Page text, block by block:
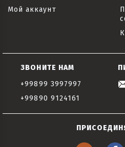
Мой аккаунт
ЗВОНИТЕ НАМ
+99899 3997997
+99890 9124161